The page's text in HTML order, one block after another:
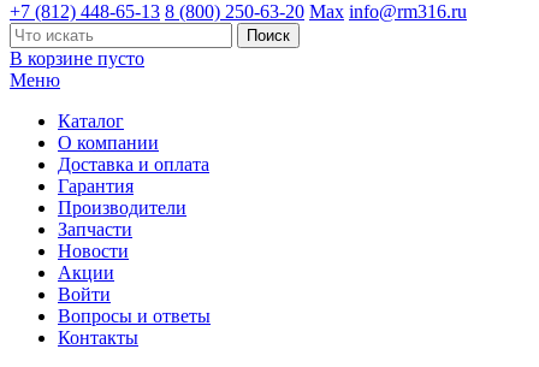
+7 (812) 448-65-13 8 (800) 250-63-20 Max info@rm316.ru
В корзине пусто
Меню
Каталог
О компании
Доставка и оплата
Гарантия
Производители
Запчасти
Новости
Акции
Войти
Вопросы и ответы
Контакты